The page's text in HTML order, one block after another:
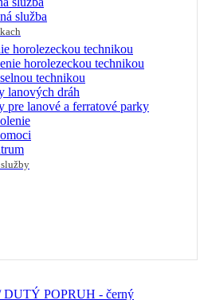
služba
horolezeckou technikou
horolezeckou technikou
technikou
lanových dráh
pre lanové a ferratové parky